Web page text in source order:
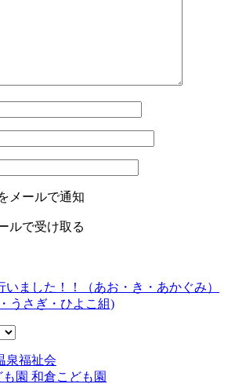
メールで通知
ルで受け取る
ました！！（あお・き・あかぐみ）
うさぎ・ひよこ組)
泉福祉会
園 和倉こども園